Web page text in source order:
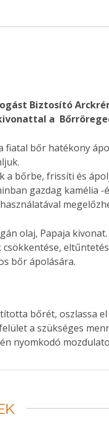
Biztosító
a
fiatal bőr hatékony
a bőrbe, frissíti és
gazdag
olaj, Papaja kivonat.
bőr ápolására.
bőrét, oszlassa
a szükséges
nyomkodó